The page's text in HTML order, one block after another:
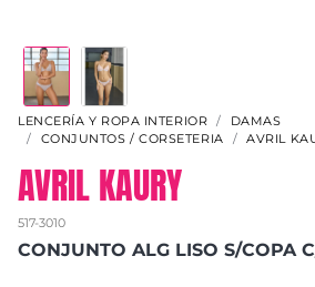
LENCERÍA Y ROPA INTERIOR
DAMAS
CONJUNTOS / CORSETERIA
AVRIL
AVRIL KAURY
517-3010
CONJUNTO ALG LISO S/COPA